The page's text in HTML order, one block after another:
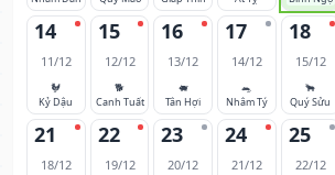
14
11/12
🐓
Kỷ Dậu
15
12/12
🐕
Canh Tuất
16
13/12
🐖
Tân Hợi
17
14/12
🐀
Nhâm Tý
18
15/12
🐂
Quý Sửu
21
18/12
22
19/12
23
20/12
24
21/12
25
22/12